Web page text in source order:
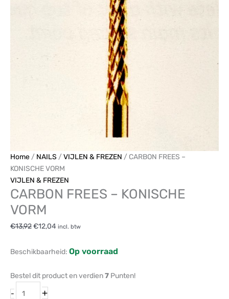
Home / NAILS /VIJLEN & FREZEN / CARBON FREES –
KONISCHE VORM
VIJLEN & FREZEN
CARBON FREES – KONISCHE
VORM
€13,92€12,04 incl. btw
Beschikbaarheid: Op voorraad
Bestel dit product en verdien7 Punten!
- +